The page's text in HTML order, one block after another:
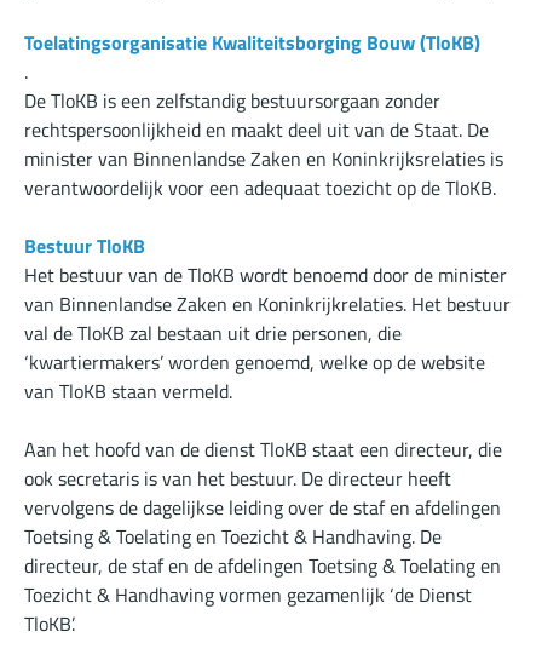
Toelatingsorganisatie Kwaliteitsborging Bouw (TloKB)
.
De TloKB is een zelfstandig bestuursorgaan zonder
rechtspersoonlijkheid en maakt deel uit van de Staat. De
minister van Binnenlandse Zaken en Koninkrijksrelaties is
verantwoordelijk voor een adequaat toezicht op de TloKB.
Bestuur TloKB
Het bestuur van de TloKB wordt benoemd door de minister
van Binnenlandse Zaken en Koninkrijkrelaties. Het bestuur
val de TloKB zal bestaan uit drie personen, die
‘kwartiermakers’ worden genoemd, welke op dewebsite
van TloKB staan vermeld.
Aan het hoofd van de dienst TloKB staat een directeur, die
ook secretaris is van het bestuur. De directeur heeft
vervolgens de dagelijkse leiding over de staf en afdelingen
Toetsing & Toelating en Toezicht & Handhaving. De
directeur, de staf en de afdelingen Toetsing & Toelating en
Toezicht & Handhaving vormen gezamenlijk ‘de Dienst
TloKB’.